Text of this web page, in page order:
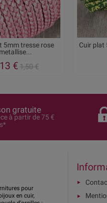
5mm tresse rose
metallise...
€1,50 €
Cuir plat
gratuite
à partir de 75 €
pour
en cuir,